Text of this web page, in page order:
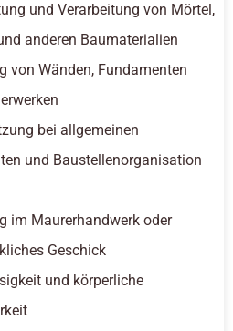
und Verarbeitung von Mörtel,
anderen Baumaterialien
von Wänden, Fundamenten
bei allgemeinen
und Baustellenorganisation
im Maurerhandwerk oder
Geschick
und körperliche